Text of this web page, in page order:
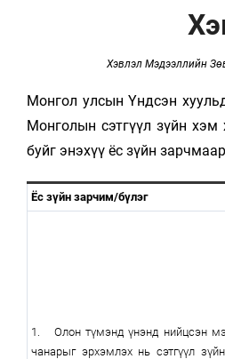
Олимпын төрөл
Хэвлэл Мэдээллийн
Монгол улсын Үндсэн
Монголын сэтгүүл зүйн
буйг энэхүү ёс зүйн
Ёс зүйн зарчим/бүлэг
1. Олон түмэнд үнэнд нийцсэн
чанарыг эрхэмлэх нь сэтгүүл